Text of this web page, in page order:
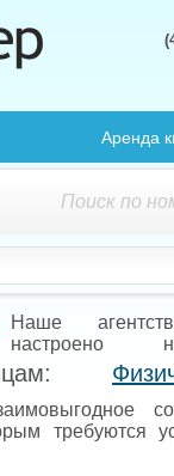
Аренда
Поиск по
Наше
настроено
требуются